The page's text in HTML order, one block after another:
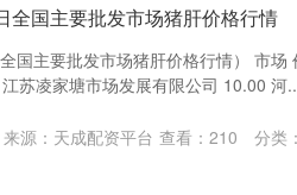
全国主要批发市场猪肝价格行情
国主要批发市场猪肝价格行情） 市
苏凌家塘市场发展有限公司 10.00 河
来源：天成配资平台 查看： 210 分类：